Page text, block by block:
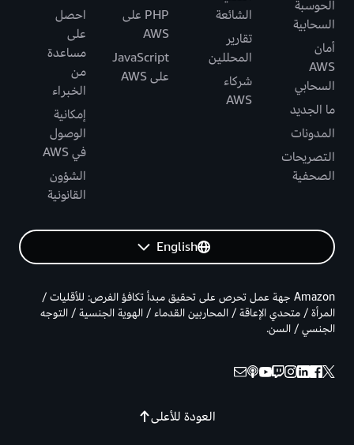
الحوسبة
السحابية
أمان
AWS
السحابي
ما الجديد
المدونات
التصريحات
الصحفية
الشائعة
تقارير
المحللين
شركاء
AWS
PHP على
AWS
JavaScript
على AWS
احصل
على
مساعدة
من
الخبراء
إمكانية
الوصول
في AWS
الشؤون
القانونية
English
العودة للأعلى
Amazon جهة عمل تحرص على تحقيق مبدأ تكافؤ الفرص: للأقليات /
المرأة / متحدي الإعاقة / المحاربين القدماء / الهوية الجنسية / التوجه
الجنسي / السن.